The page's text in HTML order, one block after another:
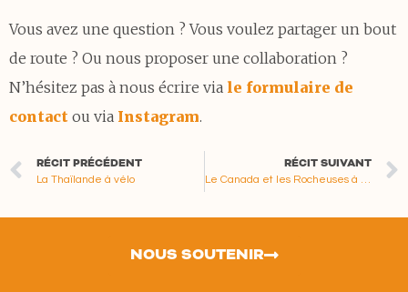
Vous avez une question ? Vous voulez partager un bout
de route ? Ou nous proposer une collaboration ?
N’hésitez pas à nous écrire via le formulaire de
contact ou via Instagram.
RÉCIT PRÉCÉDENT
La Thaïlande à vélo
RÉCIT SUIVANT
Le Canada et les Rocheuses à vélo
NOUS SOUTENIR